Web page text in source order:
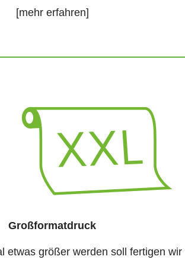
[mehr erfahren]
Großformatdruck
etwas größer werden soll fertigen